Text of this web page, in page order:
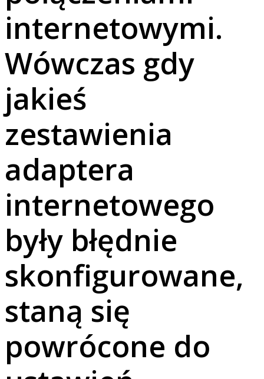
internetowymi.
Wówczas gdy
jakieś
zestawienia
adaptera
internetowego
były błędnie
skonfigurowane,
staną się
powrócone do